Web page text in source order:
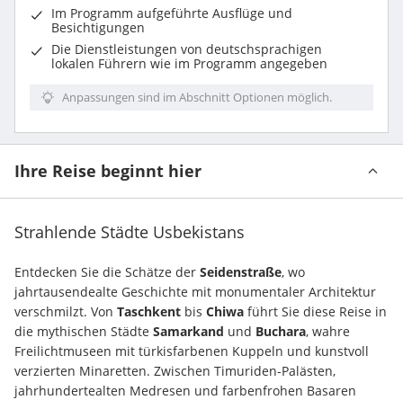
Im Programm aufgeführte Ausflüge und
Besichtigungen
Die Dienstleistungen von deutschsprachigen
lokalen Führern wie im Programm angegeben
Anpassungen sind im Abschnitt Optionen möglich.
Ihre Reise beginnt hier
Strahlende Städte Usbekistans
Entdecken Sie die Schätze der Seidenstraße, wo
jahrtausendealte Geschichte mit monumentaler Architektur
verschmilzt. Von Taschkent bis Chiwa führt Sie diese Reise in
die mythischen Städte Samarkand und Buchara, wahre
Freilichtmuseen mit türkisfarbenen Kuppeln und kunstvoll
verzierten Minaretten. Zwischen Timuriden-Palästen,
jahrhundertealten Medresen und farbenfrohen Basaren